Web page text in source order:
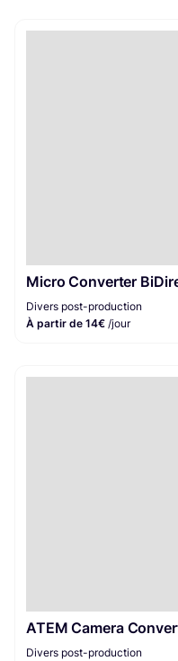
Micro Converter
Divers post-production
À partir de 14€ /jour
ATEM Camera
Divers post-production